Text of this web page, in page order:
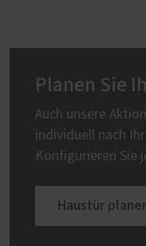
Planen Sie
Auch unsere
individuell nach
Konfigurieren Sie
Haustür